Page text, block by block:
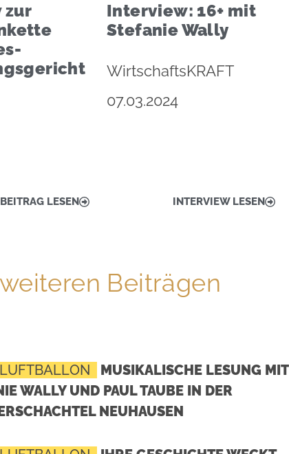
zur
BEITRAG LESEN
Interview: 16+ mit
Stefanie Wally
WirtschaftsKRAFT
07.03.2024
INTERVIEW LESEN
Beiträgen
MUSIKALISCHE LESUNG MIT
WALLY UND PAUL TAUBE IN DER
NEUHAUSEN